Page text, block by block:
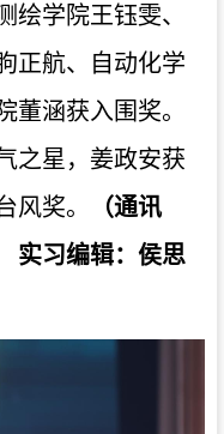
绘学院王钰雯、
正航、自动化学
董涵获入围奖。
之星，姜政安获
风奖。
（通讯
习编辑：侯思